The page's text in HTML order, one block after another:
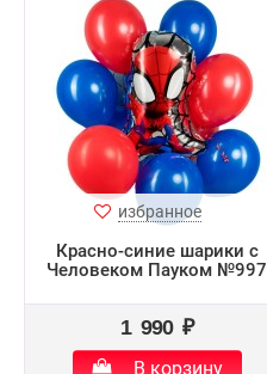
избранное
Красно-синие шарики с
Человеком Пауком №997
1 990 ₽
В корзину